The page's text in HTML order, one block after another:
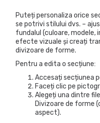
Puteți personaliza orice
se potrivi stilului dvs. –
fundalul (culoare, modele,
efecte vizuale și creați
divizoare de forme.
Pentru a edita o secțiune:
Accesați secțiunea
Faceți clic pe
Alegeți una dintre
Divizoare de forme
aspect).